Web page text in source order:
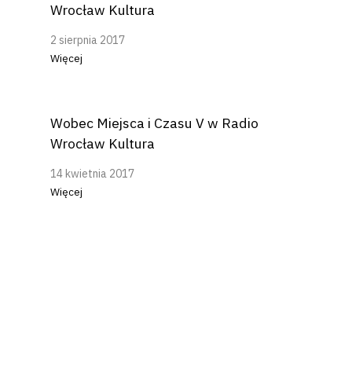
Wrocław Kultura
2 sierpnia 2017
Więcej
Wobec Miejsca i Czasu V w Radio
Wrocław Kultura
14 kwietnia 2017
Więcej